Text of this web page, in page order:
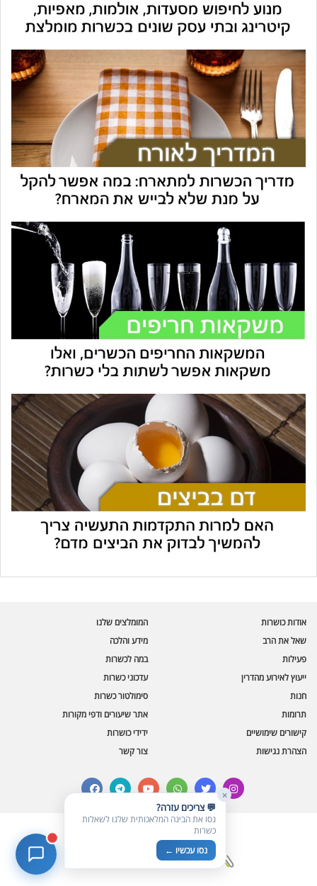
אודות כושרות
שאל את הרב
פעילות
ייעוץ לאירוע מהדרין
המומלצים שלנו
מידע והלכה
במה לכשרות
עדכוני כשרות
חנות
תרומות
קישורים שימושיים
הצהרת נגישות
סימולטור כשרות
אתר שיעורים ודפי מקורות
ידידי כושרות
צור קשר
facebooktelegramyoutubewhatsapptwitter
instagram
© כל הזכויות שמורות לכושרות
🪲 בדיקת חרקים
מספר כושרות ומאמרי האתר
🔀 תערובות כלים ומאכלים
✕
💬 צריכים עזרה?
נסו את הבינה המלאכותית שלנו לשאלות
כשרות
נסו עכשיו ←